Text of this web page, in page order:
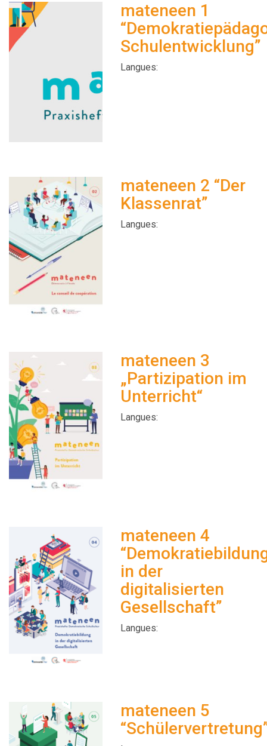
mateneen 1
Schulentwicklung”
Langues:
mateneen 2 “Der
Klassenrat”
Langues:
mateneen 3
„Partizipation im
Unterricht“
Langues:
mateneen 4
in der
digitalisierten
Gesellschaft”
Langues:
mateneen 5